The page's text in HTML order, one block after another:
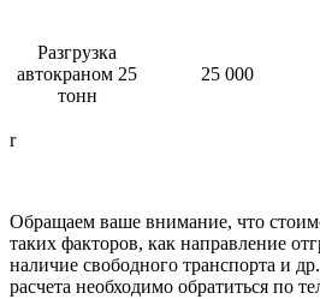
Разгрузка
автокраном 25
тонн
25 000
r
Обращаем ваше внимание, что
таких факторов, как направление
наличие свободного транспорта и
расчета необходимо обратиться по